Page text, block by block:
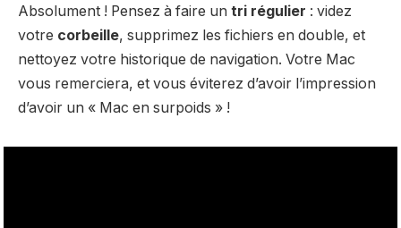
Absolument ! Pensez à faire un tri régulier : videz
votre corbeille, supprimez les fichiers en double, et
nettoyez votre historique de navigation. Votre Mac
vous remerciera, et vous éviterez d’avoir l’impression
d’avoir un « Mac en surpoids » !